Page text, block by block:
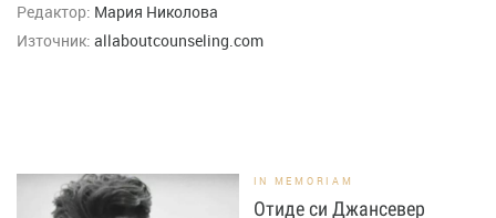
Редактор: Мария Николова
Източник: allaboutcounseling.com
IN MEMORIAM
Отиде си Джансевер